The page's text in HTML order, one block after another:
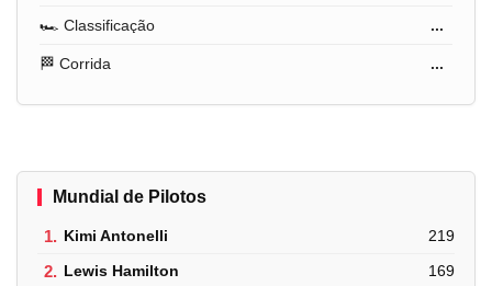
🏎️ Classificação ...
🏁 Corrida ...
Mundial de Pilotos
1. Kimi Antonelli 219
2. Lewis Hamilton 169